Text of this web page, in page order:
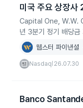
미국 주요 상장
Capital One, W.W.
년 3분기 정기 배당
웹스터 파이낸셜
Nasdaq 26.07.30
Banco